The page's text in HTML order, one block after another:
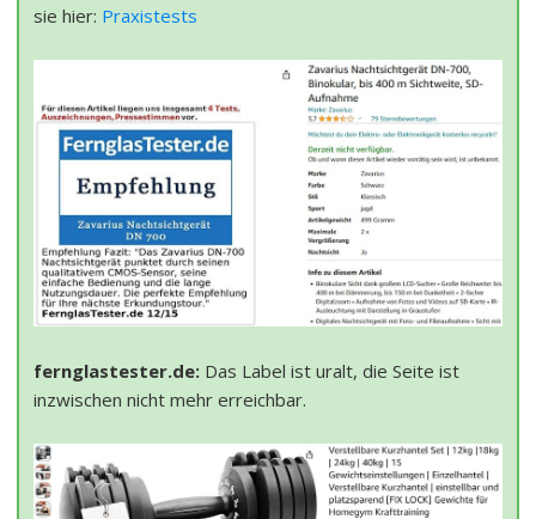
sie hier: Praxistests
fernglastester.de: Das Label ist uralt, die Seite ist
inzwischen nicht mehr erreichbar.